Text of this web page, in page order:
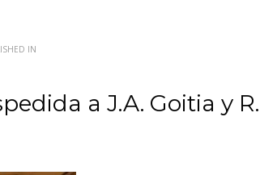
IN
a J.A. Goitia y